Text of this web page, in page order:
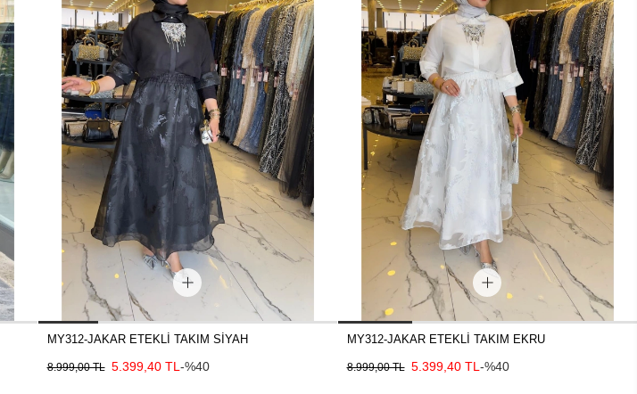
MY312-JAKAR ETEKLİ TAKIM SİYAH
8.999,00 TL 5.399,40 TL -%40
MY312-JAKAR ETEKLİ TAKIM EKRU
8.999,00 TL 5.399,40 TL -%40